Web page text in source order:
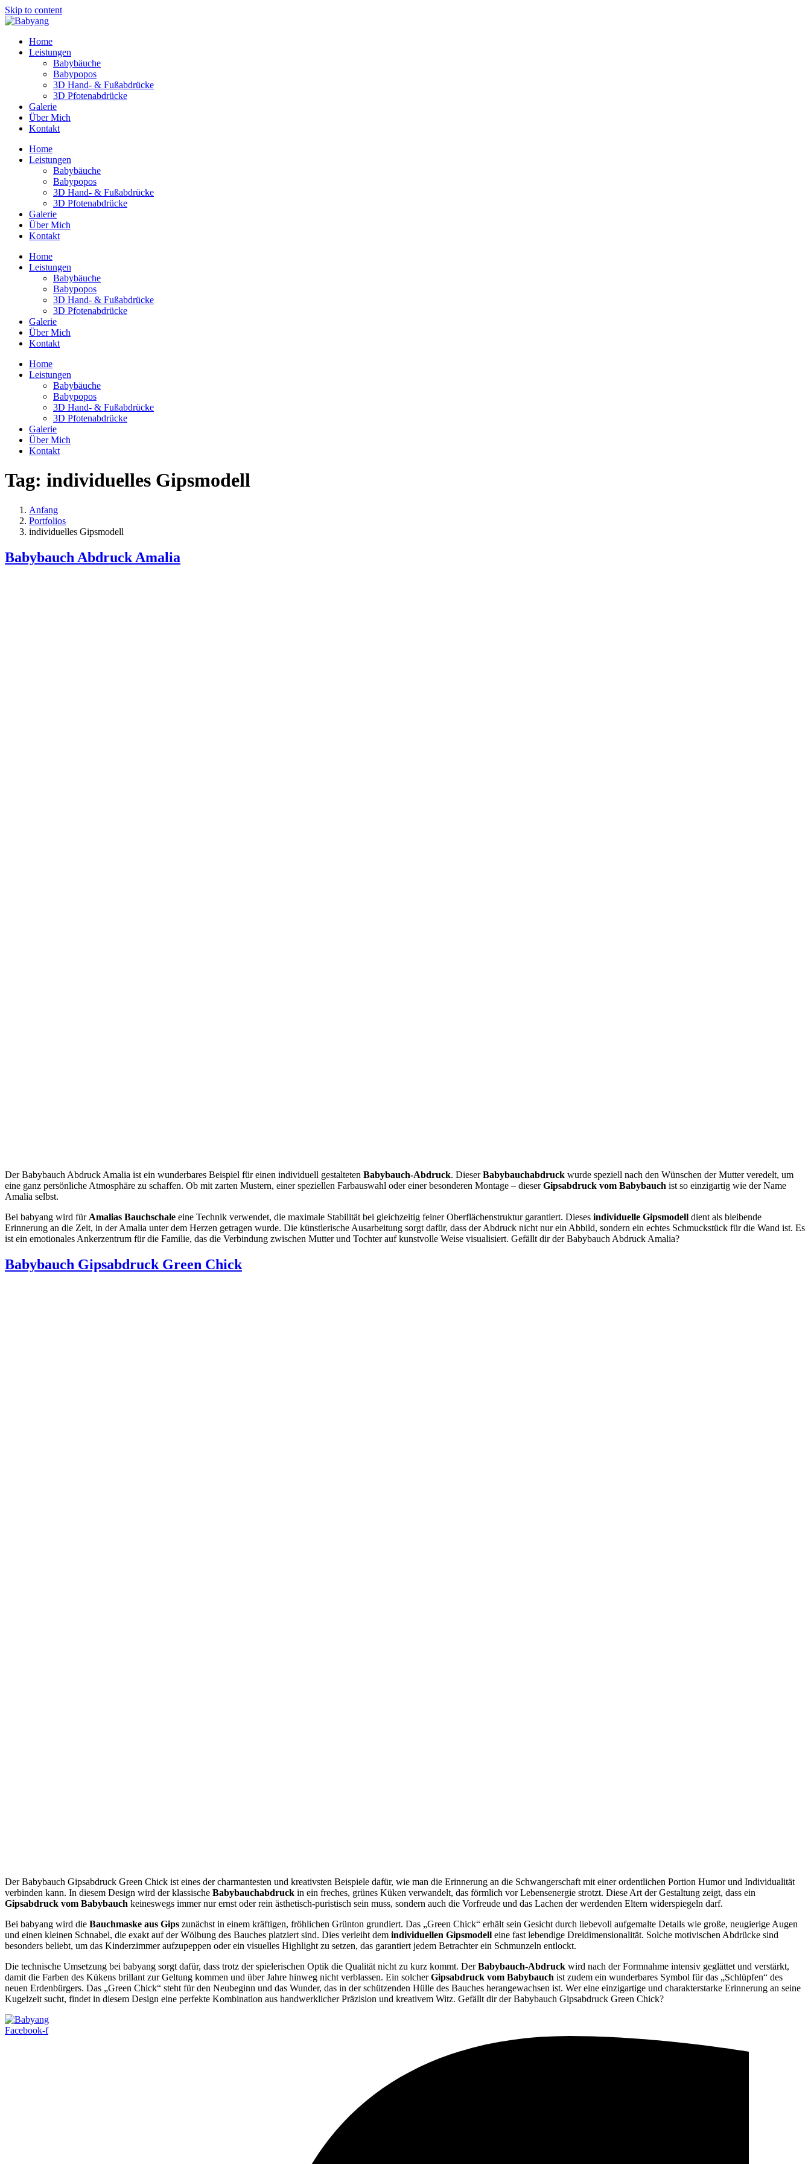
Skip to content
Home
Leistungen
Babybäuche
Babypopos
3D Hand- & Fußabdrücke
3D Pfotenabdrücke
Galerie
Über Mich
Kontakt
Home
Leistungen
Babybäuche
Babypopos
3D Hand- & Fußabdrücke
3D Pfotenabdrücke
Galerie
Über Mich
Kontakt
Home
Leistungen
Babybäuche
Babypopos
3D Hand- & Fußabdrücke
3D Pfotenabdrücke
Galerie
Über Mich
Kontakt
Home
Leistungen
Babybäuche
Babypopos
3D Hand- & Fußabdrücke
3D Pfotenabdrücke
Galerie
Über Mich
Kontakt
Tag: individuelles Gipsmodell
Anfang
Portfolios
individuelles Gipsmodell
Babybauch Abdruck Amalia
Der Babybauch Abdruck Amalia ist ein wunderbares Beispiel für einen individuell gestalteten Babybauch-Abdruck. DieserBabybauchabdruck wurde speziell nach den Wünschen der Mutter veredelt, um
eine ganz persönliche Atmosphäre zu schaffen. Ob mit zarten Mustern, einer speziellen Farbauswahl oder einer besonderen Montage – dieserGipsabdruck vom Babybauch ist so einzigartig wie der Name
Amalia selbst.
Bei babyang wird für Amalias Bauchschale eine Technik verwendet, die maximale Stabilität bei gleichzeitig feiner Oberflächenstruktur garantiert. Dieses individuelle Gipsmodell dient als bleibende
Erinnerung an die Zeit, in der Amalia unter dem Herzen getragen wurde. Die künstlerische Ausarbeitung sorgt dafür, dass der Abdruck nicht nur ein Abbild, sondern ein echtes Schmuckstück für die Wand ist. Es
ist ein emotionales Ankerzentrum für die Familie, das die Verbindung zwischen Mutter und Tochter auf kunstvolle Weise visualisiert. Gefällt dir der Babybauch Abdruck Amalia?
Babybauch Gipsabdruck Green Chick
Der Babybauch Gipsabdruck Green Chick ist eines der charmantesten und kreativsten Beispiele dafür, wie man die Erinnerung an die Schwangerschaft mit einer ordentlichen Portion Humor und Individualität
verbinden kann. In diesem Design wird der klassische Babybauchabdruck in ein freches, grünes Küken verwandelt, das förmlich vor Lebensenergie strotzt. Diese Art der Gestaltung zeigt, dass ein
Gipsabdruck vom Babybauch keineswegs immer nur ernst oder rein ästhetisch-puristisch sein muss, sondern auch die Vorfreude und das Lachen der werdenden Eltern widerspiegeln darf.
Bei babyang wird die Bauchmaske aus Gips zunächst in einem kräftigen, fröhlichen Grünton grundiert. Das „Green Chick“ erhält sein Gesicht durch liebevoll aufgemalte Details wie große, neugierige Augen
und einen kleinen Schnabel, die exakt auf der Wölbung des Bauches platziert sind. Dies verleiht dem individuellen Gipsmodell eine fast lebendige Dreidimensionalität. Solche motivischen Abdrücke sind
besonders beliebt, um das Kinderzimmer aufzupeppen oder ein visuelles Highlight zu setzen, das garantiert jedem Betrachter ein Schmunzeln entlockt.
Die technische Umsetzung bei babyang sorgt dafür, dass trotz der spielerischen Optik die Qualität nicht zu kurz kommt. DerBabybauch-Abdruck wird nach der Formnahme intensiv geglättet und verstärkt,
damit die Farben des Kükens brillant zur Geltung kommen und über Jahre hinweg nicht verblassen. Ein solcherGipsabdruck vom Babybauch ist zudem ein wunderbares Symbol für das „Schlüpfen“ des
neuen Erdenbürgers. Das „Green Chick“ steht für den Neubeginn und das Wunder, das in der schützenden Hülle des Bauches herangewachsen ist. Wer eine einzigartige und charakterstarke Erinnerung an seine
Kugelzeit sucht, findet in diesem Design eine perfekte Kombination aus handwerklicher Präzision und kreativem Witz. Gefällt dir der Babybauch Gipsabdruck Green Chick?
Facebook-f